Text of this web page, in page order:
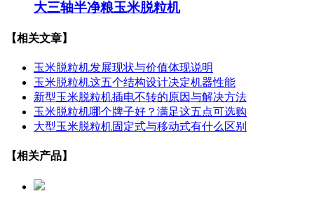
大三轴半净粮玉米脱粒机
【相关文章】
玉米脱粒机发展现状与价值体现说明
玉米脱粒机这五个结构设计决定机器性能
新型玉米脱粒机插电不转的原因与解决方法
玉米脱粒机哪个牌子好？满足这五点可选购
大型玉米脱粒机固定式与移动式有什么区别
【相关产品】